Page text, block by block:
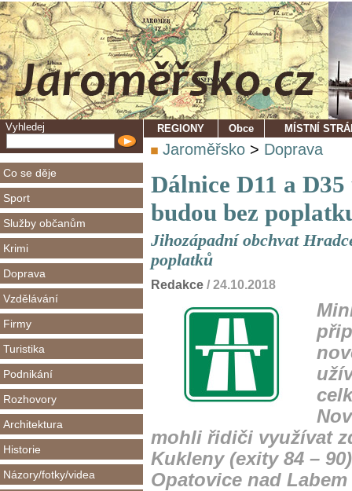
Vyhledej
Co se děje
Sport
Služby občanům
Krimi
Doprava
Vzdělávání
Firmy
Turistika
Podnikání
Rozhovory
Architektura
Historie
Názory/fotky/videa
REGIONY Obce MÍSTNÍ
Jaroměřsko > Doprava
Dálnice D11 a
budou bez
Jihozápadní obchvat
poplatků
Redakce / 24.10.2018
mohli řidiči využívat
Kukleny (exity 84 –
Opatovice nad Labem